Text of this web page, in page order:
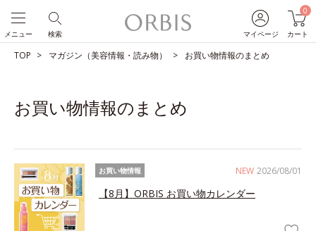
マイページ
0
カート
検索
メニュー
TOP マガジン（美容情報・読み物） お買い物情報のまとめ
お買い物情報のまとめ
NEW 2026/08/01
お買い物情報
【8月】ORBIS お買い物カレンダー